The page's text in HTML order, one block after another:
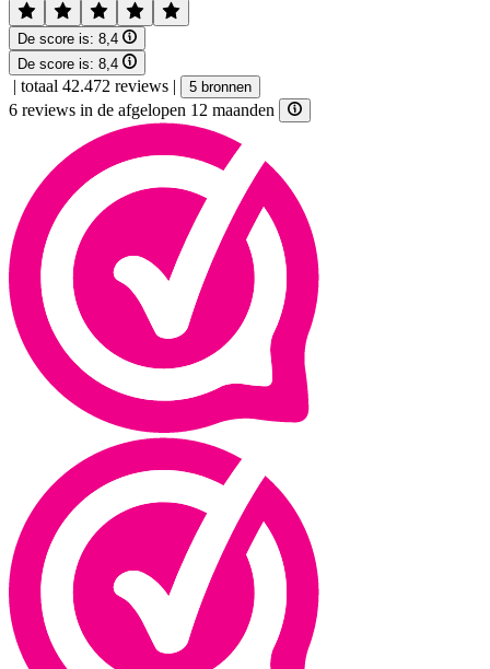
De score is: 8,4
De score is: 8,4
| totaal 42.472 reviews | 5 bronnen
6 reviews in de afgelopen 12 maanden